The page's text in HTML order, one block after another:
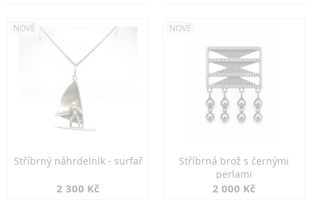
NOVÉ
Stříbrný náhrdelník - surfař
2 300 Kč
NOVÉ
Stříbrná brož s černými
perlami
2 000 Kč